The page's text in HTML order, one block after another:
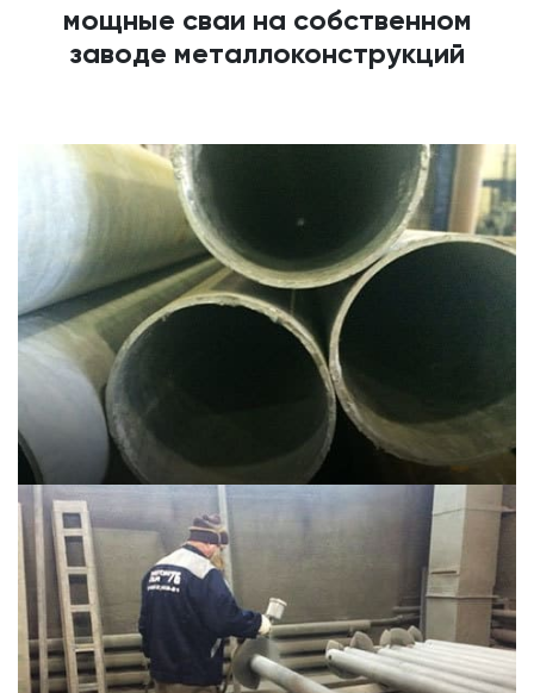
мощные сваи на собственном
заводе металлоконструкций